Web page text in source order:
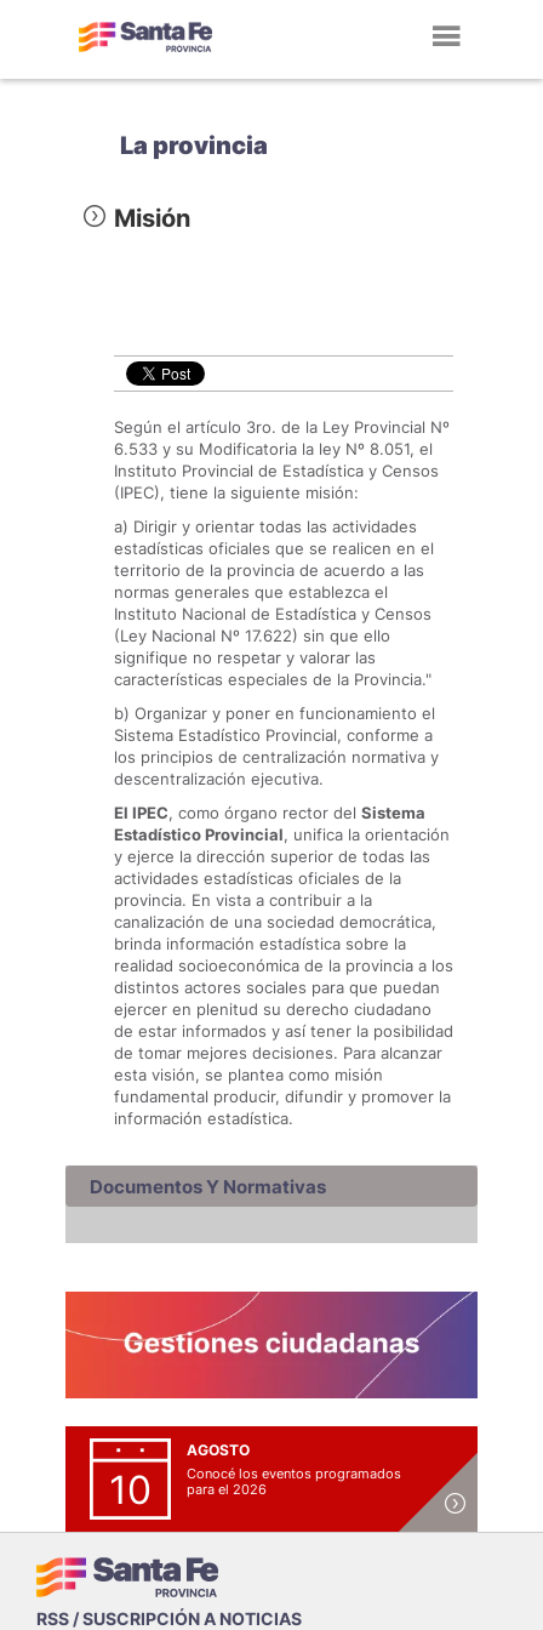
La provincia
Misión
Según el artículo 3ro. de la Ley Provincial Nº
6.533 y su Modificatoria la ley Nº 8.051, el
Instituto Provincial de Estadística y Censos
(IPEC), tiene la siguiente misión:
a) Dirigir y orientar todas las actividades
estadísticas oficiales que se realicen en el
territorio de la provincia de acuerdo a las
normas generales que establezca el
Instituto Nacional de Estadística y Censos
(Ley Nacional Nº 17.622) sin que ello
signifique no respetar y valorar las
características especiales de la Provincia."
b) Organizar y poner en funcionamiento el
Sistema Estadístico Provincial, conforme a
los principios de centralización normativa y
descentralización ejecutiva.
El IPEC, como órgano rector del Sistema
Estadístico Provincial, unifica la orientación
y ejerce la dirección superior de todas las
actividades estadísticas oficiales de la
provincia. En vista a contribuir a la
canalización de una sociedad democrática,
brinda información estadística sobre la
realidad socioeconómica de la provincia a los
distintos actores sociales para que puedan
ejercer en plenitud su derecho ciudadano
de estar informados y así tener la posibilidad
de tomar mejores decisiones. Para alcanzar
esta visión, se plantea como misión
fundamental producir, difundir y promover la
información estadística.
Documentos Y Normativas
10
AGOSTO
Conocé los eventos programados
para el 2026
RSS / SUSCRIPCIÓN A NOTICIAS